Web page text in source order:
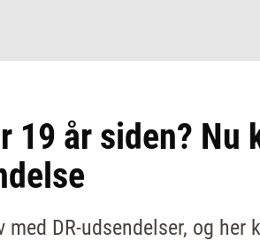
19 år siden? Nu
DR-udsendelser, og her